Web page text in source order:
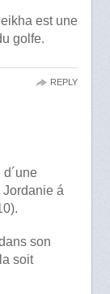
est une
golfe.
á
son
soit
REPLY